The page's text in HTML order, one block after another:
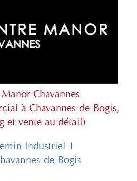
Chavannes
à Chavannes-de-Bogis,
et vente au détail)
Industriel 1
de-Bogis